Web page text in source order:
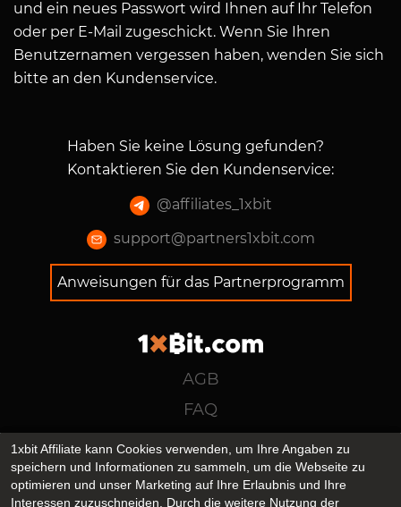
und ein neues Passwort wird Ihnen auf Ihr Telefon
oder per E-Mail zugeschickt. Wenn Sie Ihren
Benutzernamen vergessen haben, wenden Sie sich
bitte an den Kundenservice.
Haben Sie keine Lösung gefunden?
Kontaktieren Sie den Kundenservice:
@affiliates_1xbit
support@partners1xbit.com
Anweisungen für das Partnerprogramm
AGB
FAQ
Datenschutzrichtlinie
support@partners1xbit.com
@affiliates_1xbit
1xbit Affiliate kann Cookies verwenden, um Ihre Angaben zu
speichern und Informationen zu sammeln, um die Webseite zu
optimieren und unser Marketing auf Ihre Erlaubnis und Ihre
Interessen zuzuschneiden. Durch die weitere Nutzung der